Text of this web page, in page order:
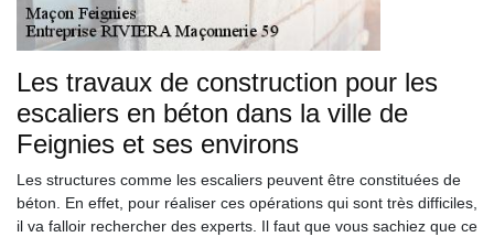
Les travaux de construction pour les
escaliers en béton dans la ville de
Feignies et ses environs
Les structures comme les escaliers peuvent être constituées de
béton. En effet, pour réaliser ces opérations qui sont très difficiles,
il va falloir rechercher des experts. Il faut que vous sachiez que ce